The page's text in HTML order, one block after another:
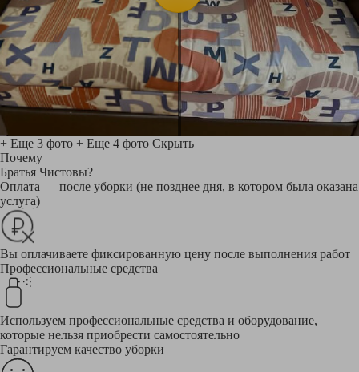
+ Еще 3 фото + Еще 4 фото Скрыть
Почему
Братья Чистовы?
Оплата — после уборки (не позднее дня, в котором была оказана
услуга)
Вы оплачиваете фиксированную цену после выполнения работ
Профессиональные средства
Используем профессиональные средства и оборудование,
которые нельзя приобрести самостоятельно
Гарантируем качество уборки